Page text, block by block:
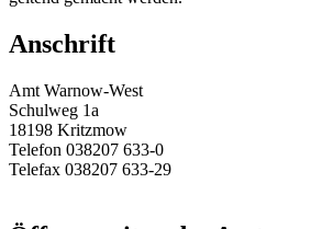
Anschrift
Amt Warnow-West
Schulweg 1a
18198 Kritzmow
Telefon 038207 633-0
Telefax 038207 633-29